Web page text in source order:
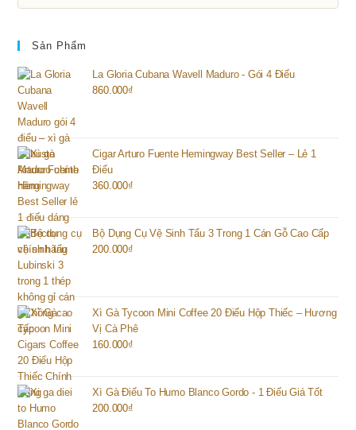
Sản Phẩm
La Gloria Cubana Wavell Maduro - Gói 4 Điếu
860.000₫
Cigar Arturo Fuente Hemingway Best Seller – Lẻ 1
Điếu
360.000₫
Bộ Dụng Cụ Vệ Sinh Tẩu 3 Trong 1 Cán Gỗ Cao Cấp
200.000₫
Xì Gà Tycoon Mini Coffee 20 Điếu Hộp Thiếc – Hương
Vị Cà Phê
160.000₫
Xì Gà Điếu To Humo Blanco Gordo - 1 Điếu Giá Tốt
200.000₫